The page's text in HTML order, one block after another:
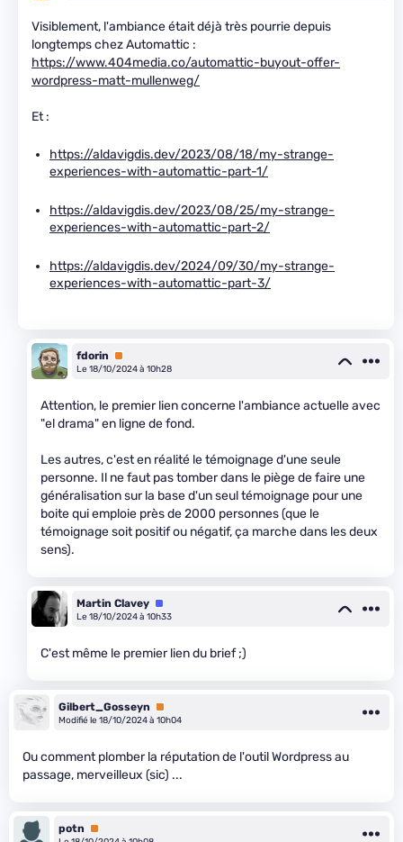
Visiblement, l'ambiance était déjà très pourrie depuis
longtemps chez Automattic :
https://www.404media.co/automattic-buyout-offer-
wordpress-matt-mullenweg/
Et :
https://aldavigdis.dev/2023/08/18/my-strange-
experiences-with-automattic-part-1/
https://aldavigdis.dev/2023/08/25/my-strange-
experiences-with-automattic-part-2/
https://aldavigdis.dev/2024/09/30/my-strange-
experiences-with-automattic-part-3/
fdorin
Premium
Le 18/10/2024 à 10h28
Attention, le premier lien concerne l'ambiance actuelle avec
"el drama" en ligne de fond.
Les autres, c'est en réalité le témoignage d'une seule
personne. Il ne faut pas tomber dans le piège de faire une
généralisation sur la base d'un seul témoignage pour une
boite qui emploie près de 2000 personnes (que le
témoignage soit positif ou négatif, ça marche dans les deux
sens).
Martin Clavey Équipe
Le 18/10/2024 à 10h33
C'est même le premier lien du brief ;)
Gilbert_Gosseyn
Premium
Modifié le 18/10/2024 à 10h04
Ou comment plomber la réputation de l'outil Wordpress au
passage, merveilleux (sic) ...
potn
Premium